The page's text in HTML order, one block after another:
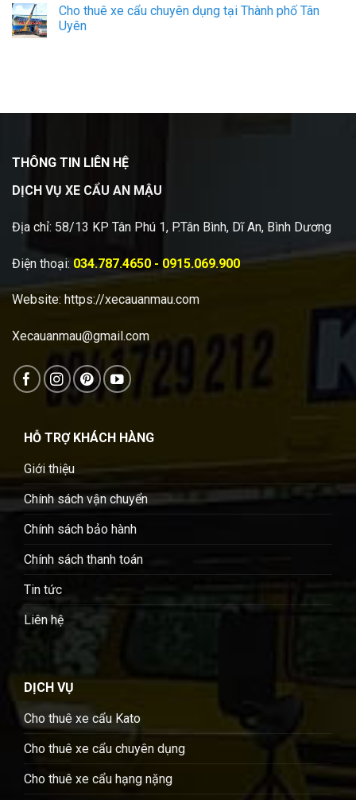
Cho thuê xe cẩu chuyên dụng tại Thành phố Tân
Uyên
THÔNG TIN LIÊN HỆ
DỊCH VỤ XE CẨU AN MẬU
Địa chỉ: 58/13 KP Tân Phú 1, P.Tân Bình, Dĩ An, Bình Dương
Điện thoại: 034.787.4650 - 0915.069.900
Website: https://xecauanmau.com
Xecauanmau@gmail.com
HỖ TRỢ KHÁCH HÀNG
Giới thiệu
Chính sách vận chuyển
Chính sách bảo hành
Chính sách thanh toán
Tin tức
Liên hệ
DỊCH VỤ
Cho thuê xe cẩu Kato
Cho thuê xe cẩu chuyên dụng
Cho thuê xe cẩu hạng nặng